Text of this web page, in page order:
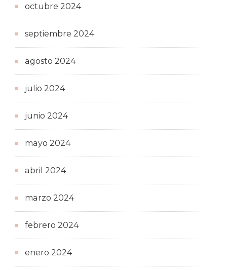
octubre 2024
septiembre 2024
agosto 2024
julio 2024
junio 2024
mayo 2024
abril 2024
marzo 2024
febrero 2024
enero 2024